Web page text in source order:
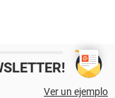
Ver un ejemplo